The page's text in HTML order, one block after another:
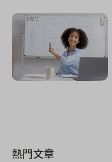
熱門文章